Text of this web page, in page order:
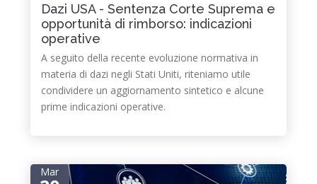
Dazi USA - Sentenza Corte Suprema e
opportunità di rimborso: indicazioni
operative
A seguito della recente evoluzione normativa in
materia di dazi negli Stati Uniti, riteniamo utile
condividere un aggiornamento sintetico e alcune
prime indicazioni operative.
Mar